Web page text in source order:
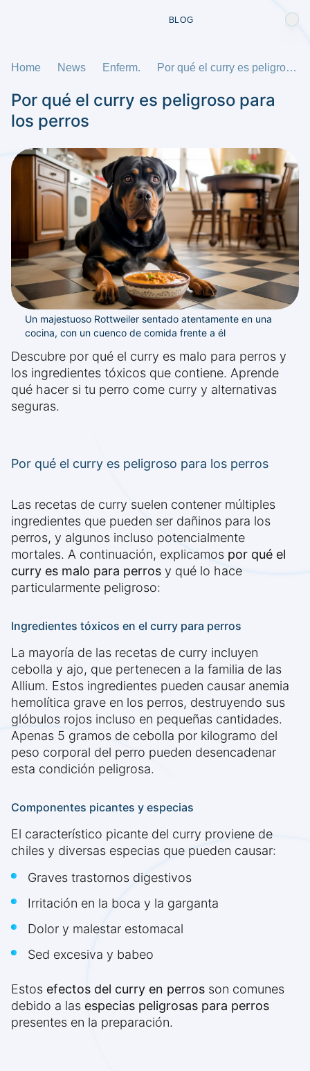
BLOG
Home News Enferm. Por qué el curry es peligroso para los perros
Por qué el curry es peligroso para
los perros
Un majestuoso Rottweiler sentado atentamente en una
cocina, con un cuenco de comida frente a él
Descubre por qué el curry es malo para perros y
los ingredientes tóxicos que contiene. Aprende
qué hacer si tu perro come curry y alternativas
seguras.
Por qué el curry es peligroso para los perros
Las recetas de curry suelen contener múltiples
ingredientes que pueden ser dañinos para los
perros, y algunos incluso potencialmente
mortales. A continuación, explicamos por qué el
curry es malo para perros y qué lo hace
particularmente peligroso:
Ingredientes tóxicos en el curry para perros
La mayoría de las recetas de curry incluyen
cebolla y ajo, que pertenecen a la familia de las
Allium. Estos ingredientes pueden causar anemia
hemolítica grave en los perros, destruyendo sus
glóbulos rojos incluso en pequeñas cantidades.
Apenas 5 gramos de cebolla por kilogramo del
peso corporal del perro pueden desencadenar
esta condición peligrosa.
Componentes picantes y especias
El característico picante del curry proviene de
chiles y diversas especias que pueden causar:
Graves trastornos digestivos
Irritación en la boca y la garganta
Dolor y malestar estomacal
Sed excesiva y babeo
Estos efectos del curry en perros son comunes
debido a las especias peligrosas para perros
presentes en la preparación.